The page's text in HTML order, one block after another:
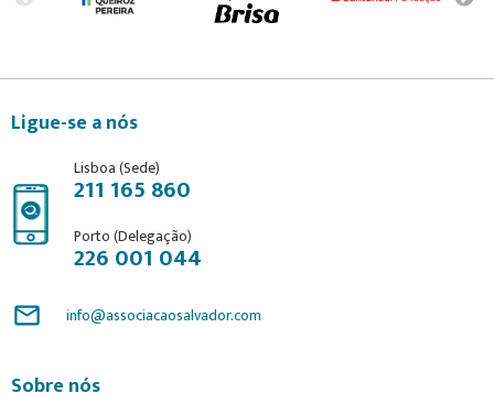
Ligue-se a nós
Lisboa (Sede)
211 165 860
Porto (Delegação)
226 001 044
mail_outline info@associacaosalvador.com
Sobre nós